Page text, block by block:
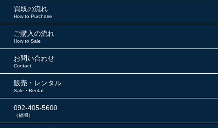
買取の流れ
How to Purchase
ご購入の流れ
How to Sale
お問い合わせ
Contact
販売・レンタル
Sale・Rental
092-405-5600
（福岡）